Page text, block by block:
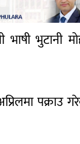
भुटानी
पक्राउ